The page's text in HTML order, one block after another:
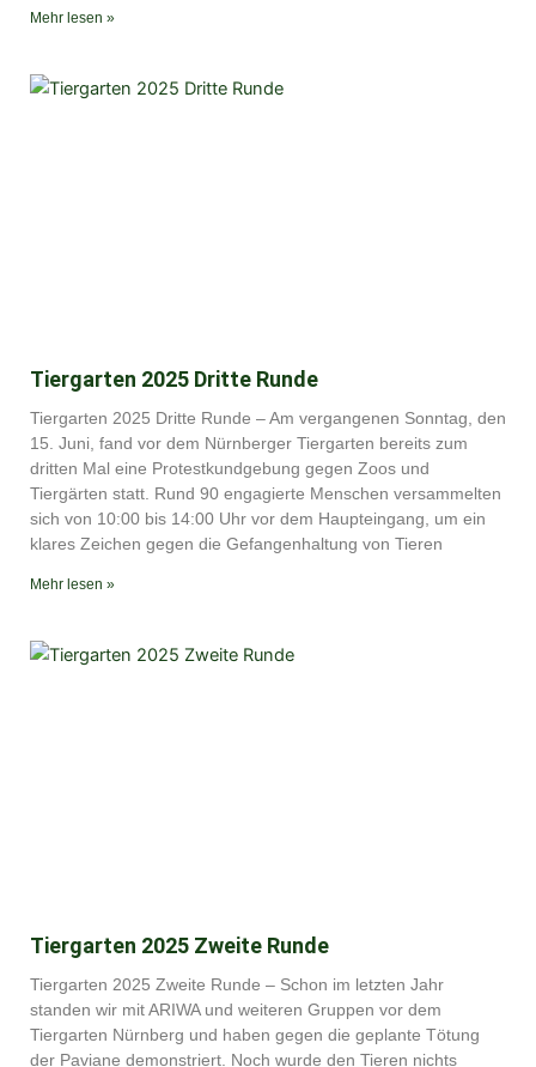
Mehr lesen »
Tiergarten 2025 Dritte Runde
Tiergarten 2025 Dritte Runde – Am vergangenen Sonntag, den
15. Juni, fand vor dem Nürnberger Tiergarten bereits zum
dritten Mal eine Protestkundgebung gegen Zoos und
Tiergärten statt. Rund 90 engagierte Menschen versammelten
sich von 10:00 bis 14:00 Uhr vor dem Haupteingang, um ein
klares Zeichen gegen die Gefangenhaltung von Tieren
Mehr lesen »
Tiergarten 2025 Zweite Runde
Tiergarten 2025 Zweite Runde – Schon im letzten Jahr
standen wir mit ARIWA und weiteren Gruppen vor dem
Tiergarten Nürnberg und haben gegen die geplante Tötung
der Paviane demonstriert. Noch wurde den Tieren nichts